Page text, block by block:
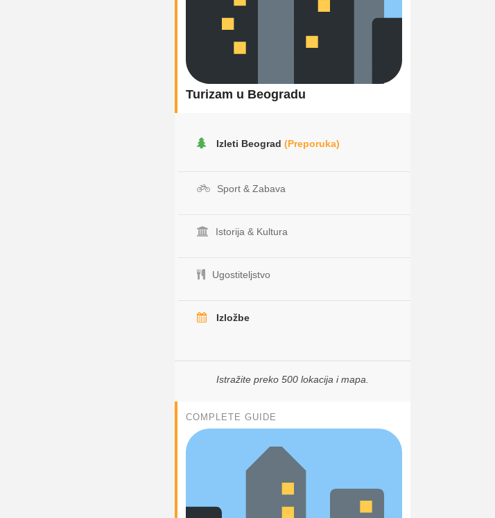
Turizam u Beogradu
Izleti Beograd (Preporuka)
Sport & Zabava
Istorija & Kultura
Ugostiteljstvo
Izložbe
Istražite preko 500 lokacija i mapa.
COMPLETE GUIDE